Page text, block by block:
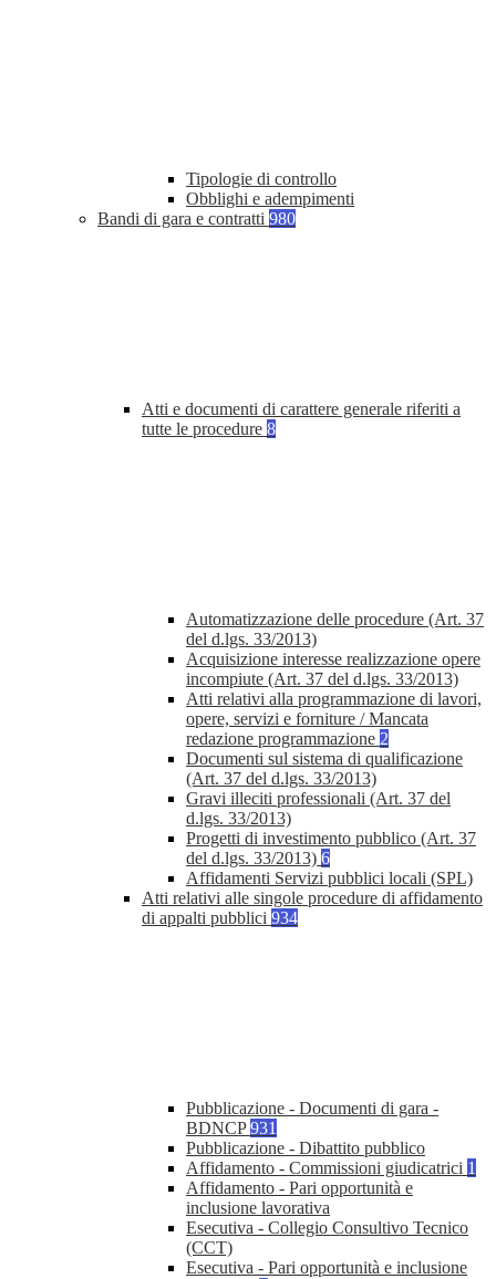
Tipologie di controllo
Obblighi e adempimenti
Bandi di gara e contratti 980
Atti e documenti di carattere generale riferiti a
tutte le procedure 8
Automatizzazione delle procedure (Art. 37
del d.lgs. 33/2013)
Acquisizione interesse realizzazione opere
incompiute (Art. 37 del d.lgs. 33/2013)
Atti relativi alla programmazione di lavori,
opere, servizi e forniture / Mancata
redazione programmazione 2
Documenti sul sistema di qualificazione
(Art. 37 del d.lgs. 33/2013)
Gravi illeciti professionali (Art. 37 del
d.lgs. 33/2013)
Progetti di investimento pubblico (Art. 37
del d.lgs. 33/2013) 6
Affidamenti Servizi pubblici locali (SPL)
Atti relativi alle singole procedure di affidamento
di appalti pubblici 934
Pubblicazione - Documenti di gara -
BDNCP931
Pubblicazione - Dibattito pubblico
Affidamento - Commissioni giudicatrici 1
Affidamento - Pari opportunità e
inclusione lavorativa
Esecutiva - Collegio Consultivo Tecnico
(CCT)
Esecutiva - Pari opportunità e inclusione